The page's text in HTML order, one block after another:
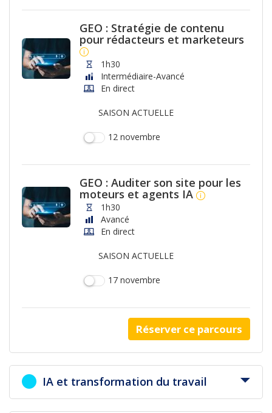
GEO : Stratégie de contenu
pour rédacteurs et marketeurs
1h30
Intermédiaire-Avancé
En direct
SAISON ACTUELLE
12 novembre
GEO : Auditer son site pour les
moteurs et agents IA
1h30
Avancé
En direct
SAISON ACTUELLE
17 novembre
Réserver ce parcours
IA et transformation du travail